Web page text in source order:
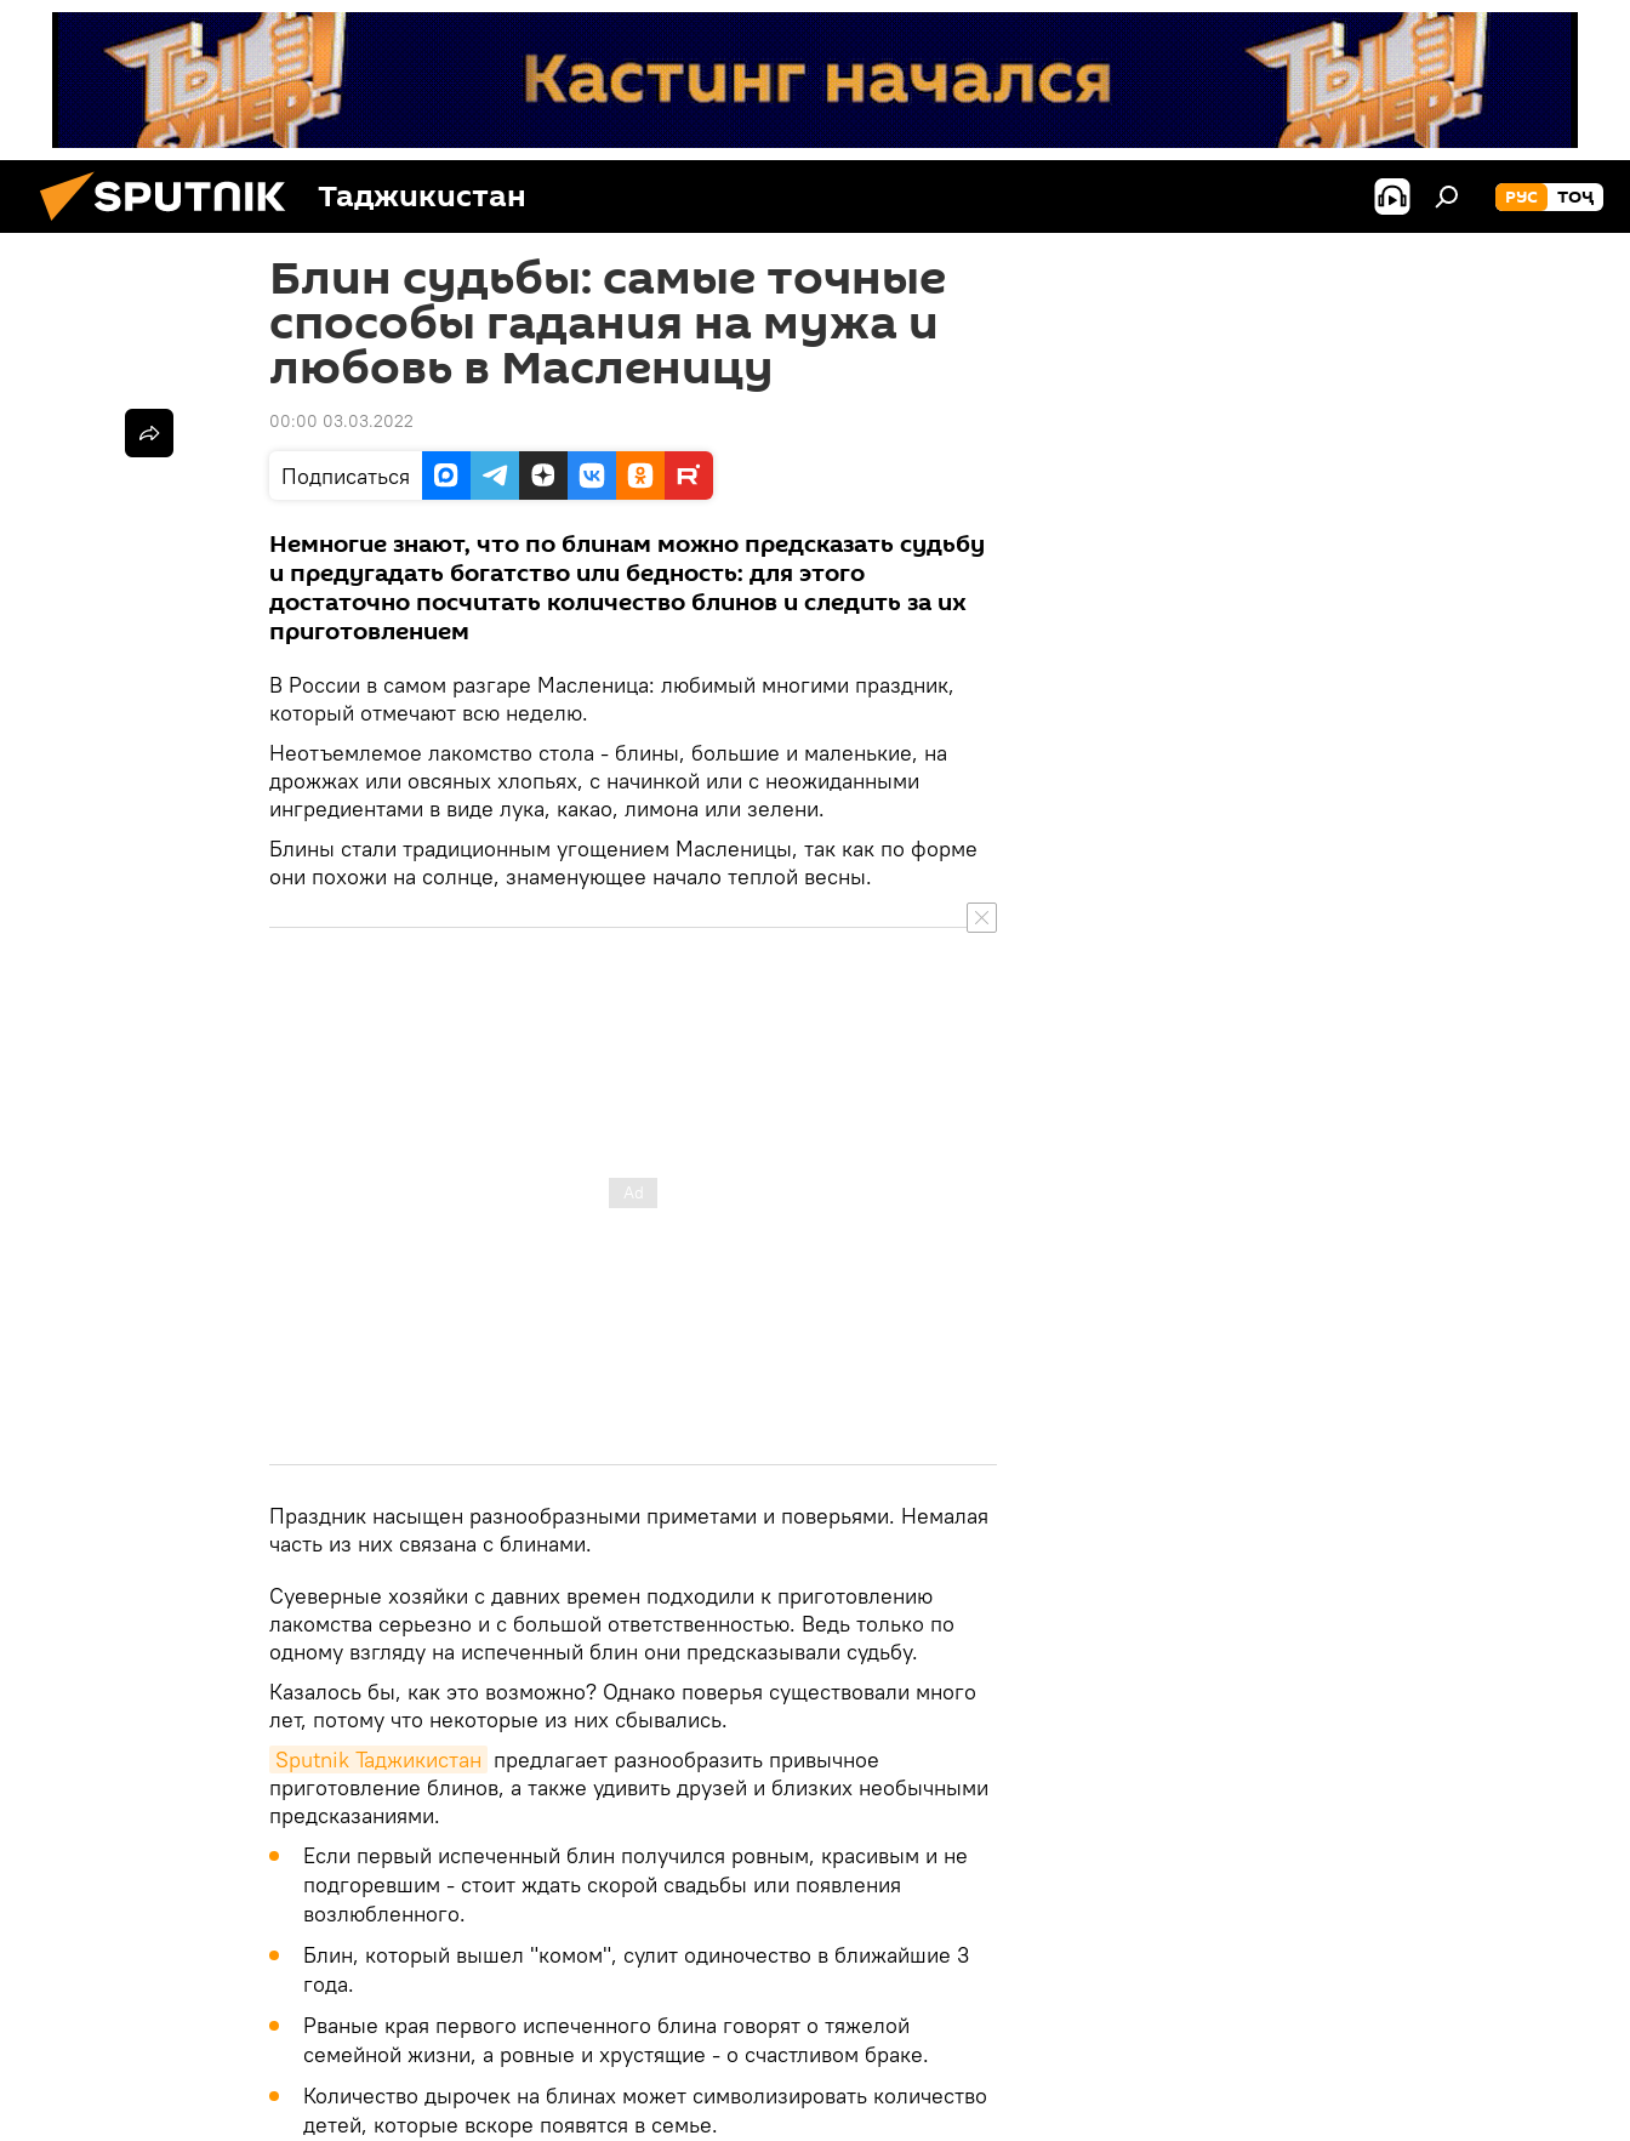
Таджикистан РУС ТОҶ
Блин судьбы: самые точные
способы гадания на мужа и
любовь в Масленицу
00:00 03.03.2022
Подписаться
Немногие знают, что по блинам можно предсказать судьбу
и предугадать богатство или бедность: для этого
достаточно посчитать количество блинов и следить за их
приготовлением
В России в самом разгаре Масленица: любимый многими праздник,
который отмечают всю неделю.
Неотъемлемое лакомство стола - блины, большие и маленькие, на
дрожжах или овсяных хлопьях, с начинкой или с неожиданными
ингредиентами в виде лука, какао, лимона или зелени.
Блины стали традиционным угощением Масленицы, так как по форме
они похожи на солнце, знаменующее начало теплой весны.
Праздник насыщен разнообразными приметами и поверьями. Немалая
часть из них связана с блинами.
Суеверные хозяйки с давних времен подходили к приготовлению
лакомства серьезно и с большой ответственностью. Ведь только по
одному взгляду на испеченный блин они предсказывали судьбу.
Казалось бы, как это возможно? Однако поверья существовали много
лет, потому что некоторые из них сбывались.
Sputnik Таджикистан предлагает разнообразить привычное
приготовление блинов, а также удивить друзей и близких необычными
предсказаниями.
Если первый испеченный блин получился ровным, красивым и не
подгоревшим - стоит ждать скорой свадьбы или появления
возлюбленного.
Блин, который вышел "комом", сулит одиночество в ближайшие 3
года.
Рваные края первого испеченного блина говорят о тяжелой
семейной жизни, а ровные и хрустящие - о счастливом браке.
Количество дырочек на блинах может символизировать количество
детей, которые вскоре появятся в семье.